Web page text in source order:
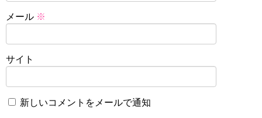
メール ※
サイト
新しいコメントをメールで通知